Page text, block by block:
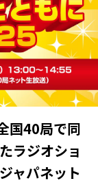
国40局で同
ラジオショ
ャパネット